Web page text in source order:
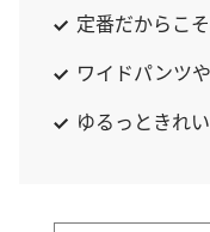
定番だからこ
ワイドパンツ
ゆるっときれ